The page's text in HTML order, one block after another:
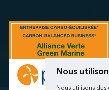
Nous
Nous utilisons